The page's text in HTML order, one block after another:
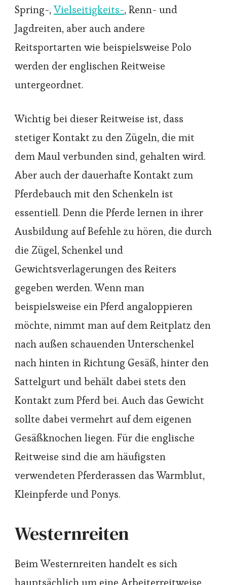
Spring-,Vielseitigkeits-, Renn- und
Jagdreiten, aber auch andere
Reitsportarten wie beispielsweise Polo
werden der englischen Reitweise
untergeordnet.
Wichtig bei dieser Reitweise ist, dass
stetiger Kontakt zu den Zügeln, die mit
dem Maul verbunden sind, gehalten wird.
Aber auch der dauerhafte Kontakt zum
Pferdebauch mit den Schenkeln ist
essentiell. Denn die Pferde lernen in ihrer
Ausbildung auf Befehle zu hören, die durch
die Zügel, Schenkel und
Gewichtsverlagerungen des Reiters
gegeben werden. Wenn man
beispielsweise ein Pferd angaloppieren
möchte, nimmt man auf dem Reitplatz den
nach außen schauenden Unterschenkel
nach hinten in Richtung Gesäß, hinter den
Sattelgurt und behält dabei stets den
Kontakt zum Pferd bei. Auch das Gewicht
sollte dabei vermehrt auf dem eigenen
Gesäßknochen liegen. Für die englische
Reitweise sind die am häufigsten
verwendeten Pferderassen das Warmblut,
Kleinpferde und Ponys.
Westernreiten
Beim Westernreiten handelt es sich